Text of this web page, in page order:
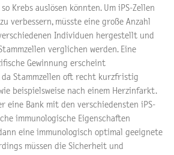
Krebs auslösen könnten. Um iPS-Zellen
verbessern, müsste eine große Anzahl
Individuen hergestellt und
verglichen werden. Eine
Gewinnung erscheint
da Stammzellen oft recht kurzfristig
beispielsweise nach einem Herzinfarkt.
eine Bank mit den verschiedensten iPS-
immunologische Eigenschaften
eine immunologisch optimal geeignete
müssen die Sicherheit und